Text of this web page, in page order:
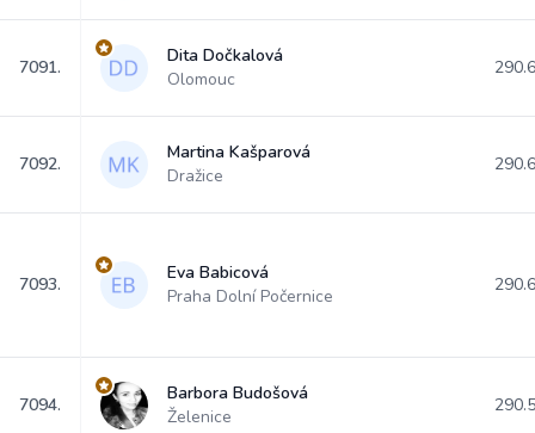
7091.
Dita Dočkalová
Olomouc
7092.
Martina Kašparová
Dražice
7093.
Eva Babicová
Praha Dolní Počernice
7094.
Barbora Budošová
Želenice